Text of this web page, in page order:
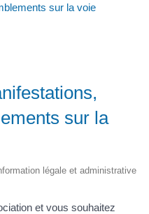
sur la voie
sur la
légale et administrative
et vous souhaitez